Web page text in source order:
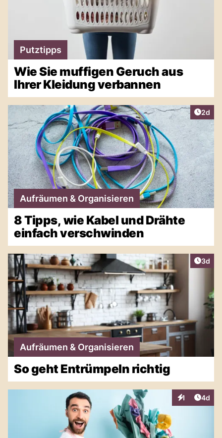
Putztipps
Wie Sie muffigen Geruch aus
Ihrer Kleidung verbannen
2d
Aufräumen & Organisieren
8 Tipps, wie Kabel und Drähte
einfach verschwinden
3d
Aufräumen & Organisieren
So geht Entrümpeln richtig
1
Interaktionen
4d